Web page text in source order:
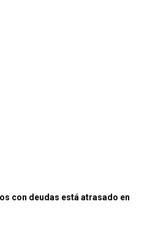
con deudas está atrasado en